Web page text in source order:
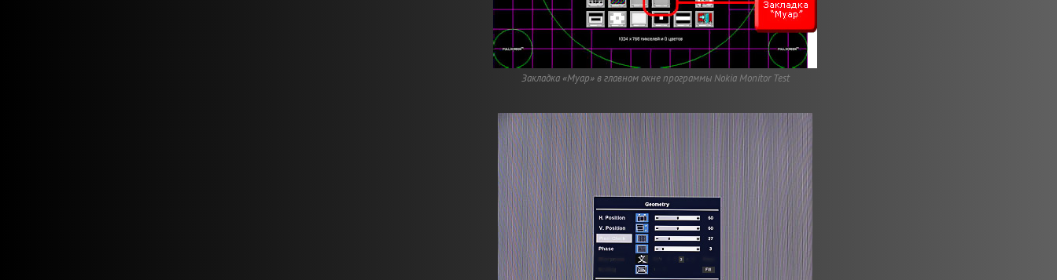
Закладка «Муар» в главном окне программы Nokia Monitor Test